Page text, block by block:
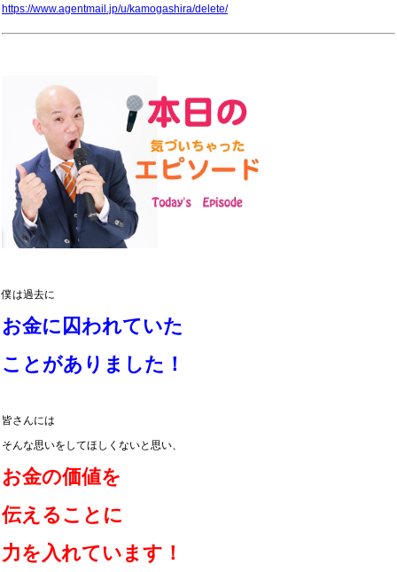
https://www.agentmail.jp/u/kamogashira/delete/
僕は過去に
お金に囚われていた
ことがありました！
皆さんには
そんな思いをしてほしくないと思い、
お金の価値を
伝えることに
力を入れています！